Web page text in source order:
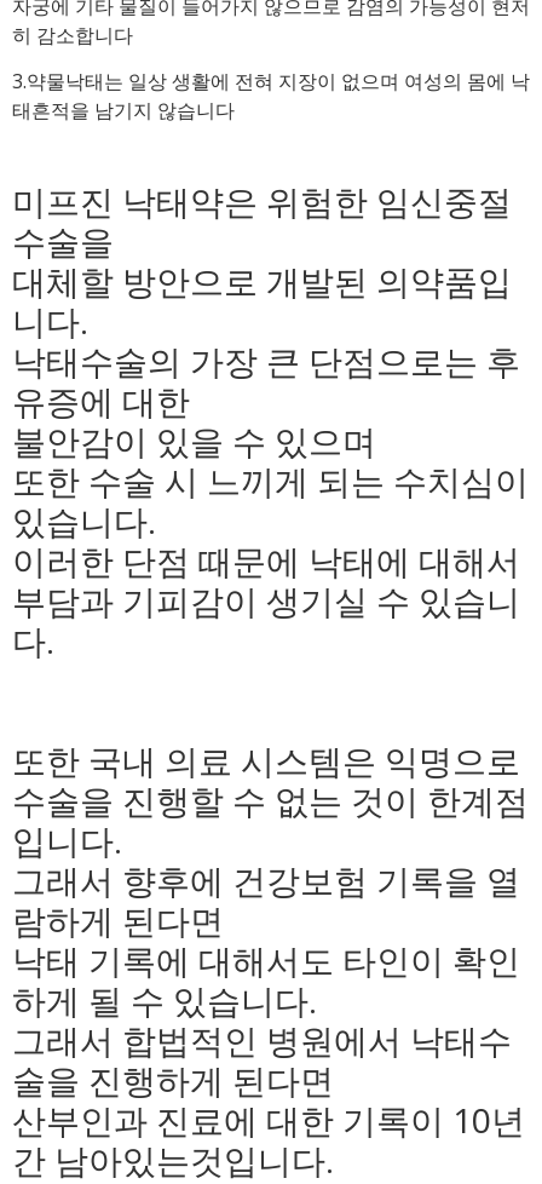
자궁에 기타 물질이 들어가지 않으므로 감염의 가능성이 현저
히 감소합니다
3.약물낙태는 일상 생활에 전혀 지장이 없으며 여성의 몸에 낙
태흔적을 남기지 않습니다
미프진 낙태약은 위험한 임신중절
수술을
대체할 방안으로 개발된 의약품입
니다.
낙태수술의 가장 큰 단점으로는 후
유증에 대한
불안감이 있을 수 있으며
또한 수술 시 느끼게 되는 수치심이
있습니다.
이러한 단점 때문에 낙태에 대해서
부담과 기피감이 생기실 수 있습니
다.
또한 국내 의료 시스템은 익명으로
수술을 진행할 수 없는 것이 한계점
입니다.
그래서 향후에 건강보험 기록을 열
람하게 된다면
낙태 기록에 대해서도 타인이 확인
하게 될 수 있습니다.
그래서 합법적인 병원에서 낙태수
술을 진행하게 된다면
산부인과 진료에 대한 기록이 10년
간 남아있는것입니다.